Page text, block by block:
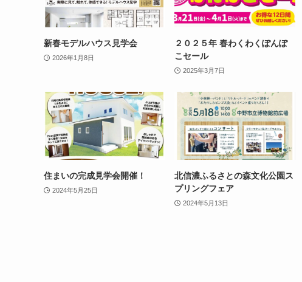
新春モデルハウス見学会
2026年1月8日
２０２５年 春わくわくぽんぽ
こセール
2025年3月7日
住まいの完成見学会開催！
2024年5月25日
北信濃ふるさとの森文化公園ス
プリングフェア
2024年5月13日